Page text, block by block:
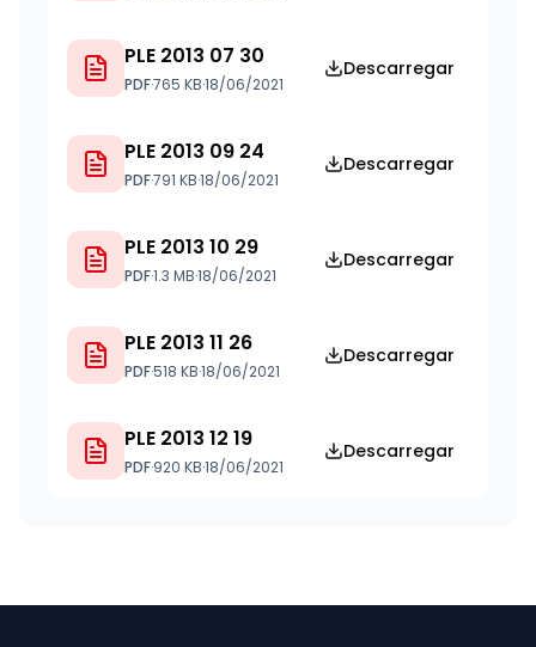
PLE 2013 07 30
PDF·765 KB·18/06/2021
Descarregar
PLE 2013 09 24
PDF·791 KB·18/06/2021
Descarregar
PLE 2013 10 29
PDF·1.3 MB·18/06/2021
Descarregar
PLE 2013 11 26
PDF·518 KB·18/06/2021
Descarregar
PLE 2013 12 19
PDF·920 KB·18/06/2021
Descarregar